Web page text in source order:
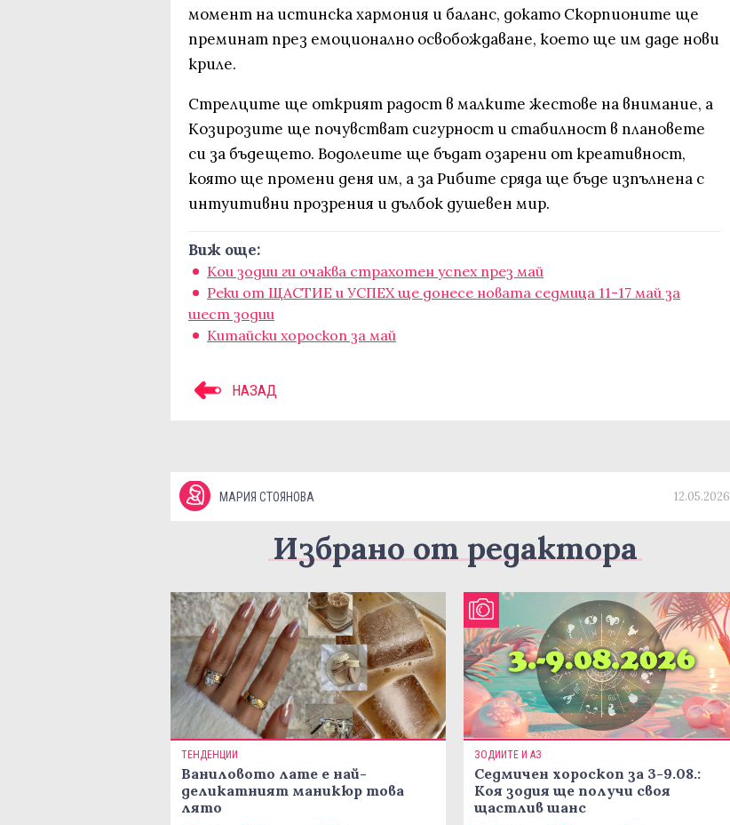
момент на истинска хармония и баланс, докато Скорпионите ще
преминат през емоционално освобождаване, което ще им даде нови
криле.
Стрелците ще открият радост в малките жестове на внимание, а
Козирозите ще почувстват сигурност и стабилност в плановете
си за бъдещето. Водолеите ще бъдат озарени от креативност,
която ще промени деня им, а за Рибите сряда ще бъде изпълнена с
интуитивни прозрения и дълбок душевен мир.
Виж още:
Кои зодии ги очаква страхотен успех през май
Реки от ЩАСТИЕ и УСПЕХ ще донесе новата седмица 11-17 май за
шест зодии
Китайски хороскоп за май
НАЗАД
МАРИЯ СТОЯНОВА 12.05.2026
Избрано от редактора
ТЕНДЕНЦИИ
Ваниловото лате е най-
деликатният маникюр това
лято
ЗОДИИТЕ И АЗ
Седмичен хороскоп за 3-9.08.:
Коя зодия ще получи своя
щастлив шанс